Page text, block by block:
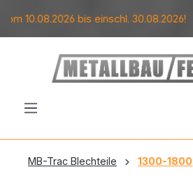
Zum Hauptinhalt springen
bis einschl. 30.08.2026!
MB-Trac Blechteile 1300-1800